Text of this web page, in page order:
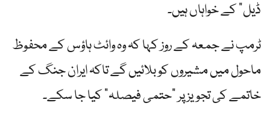
ڈیل” کے خواہاں ہیں۔
ٹرمپ نے جمعہ کے روز کہا کہ وہ وائٹ ہاؤس کے محفوظ
ماحول میں مشیروں کو بلائیں گے تاکہ ایران جنگ کے
خاتمے کی تجویز پر "حتمی فیصلہ” کیا جا سکے۔